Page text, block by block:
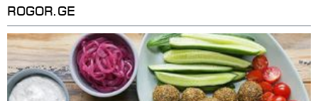
სიჩქარით მოძრაობს, მანამდე
ბათუმამდე მგზავრობის დრო
იყო 5,5 საათი და ახლა არის 4
საათამდე შემცირებული" -
ირაკლი კობახიძე
15:17 / 06-08-2026
ROGOR.GE